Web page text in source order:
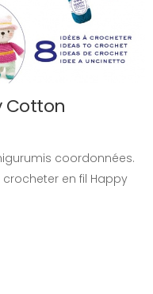
Cotton
coordonnées.
en fil Happy